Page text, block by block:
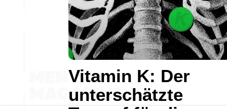
Vitamin K: Der
unterschätzte